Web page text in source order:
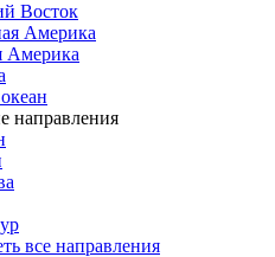
Восток
Америка
направления
все направления